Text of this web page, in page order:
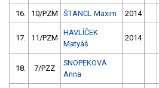
16. 10/PZM ŠTANCL Maxim 2014
17. 11/PZM
HAVLÍČEK
Matyáš
2014
18. 7/PZZ
SNOPEKOVÁ
Anna